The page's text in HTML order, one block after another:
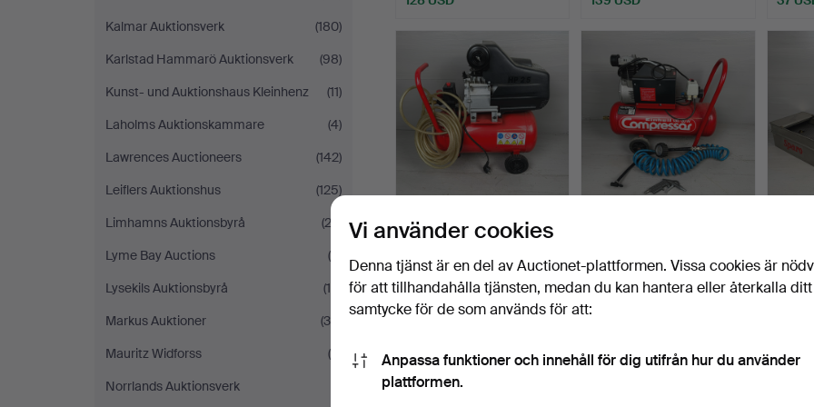
Kalmar Auktionsverk
(180)
Karlstad Hammarö Auktionsverk
(98)
Kunst- und Auktionshaus Kleinhenz
(11)
Laholms Auktionskammare
(4)
Lawrences Auctioneers
(142)
Leiflers Auktionshus
(125)
Limhamns Auktionsbyrå
(23)
Lyme Bay Auctions
(4)
Lysekils Auktionsbyrå
(10)
Markus Auktioner
(30)
Mauritz Widforss
(9)
Norrlands Auktionsverk
OMA, kompressor, 2000-
talet, Italien.
Klubbades 4 sep 2024
8 bud
72 USD
Tysk…
Klubbades 4 sep 2024
8 bud
G, 5
11 bud
Vi använder cookies
Denna tjänst är en del av Auctionet-plattformen. Vissa cookies är
för att tillhandahålla tjänsten, medan du kan hantera eller återkalla ditt
samtycke för de som används för att:
Anpassa funktioner och innehåll för dig utifrån hur du använder
plattformen.